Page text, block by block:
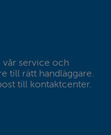
vår service och
till rätt handläggare.
till kontaktcenter.